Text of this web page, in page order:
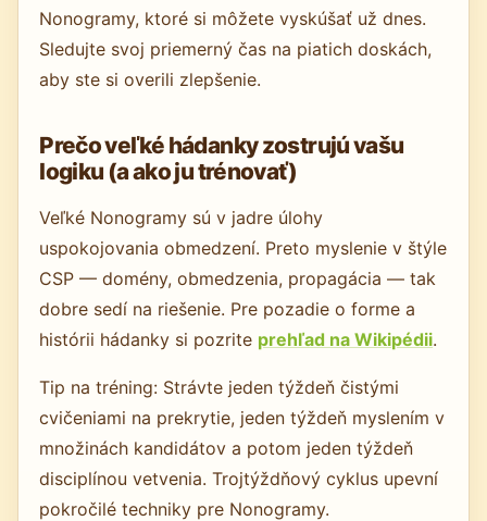
Nonogramy, ktoré si môžete vyskúšať už dnes.
Sledujte svoj priemerný čas na piatich doskách,
aby ste si overili zlepšenie.
Prečo veľké hádanky zostrujú vašu
logiku (a ako ju trénovať)
Veľké Nonogramy sú v jadre úlohy
uspokojovania obmedzení. Preto myslenie v štýle
CSP — domény, obmedzenia, propagácia — tak
dobre sedí na riešenie. Pre pozadie o forme a
histórii hádanky si pozrite prehľad na Wikipédii.
Tip na tréning: Strávte jeden týždeň čistými
cvičeniami na prekrytie, jeden týždeň myslením v
množinách kandidátov a potom jeden týždeň
disciplínou vetvenia. Trojtýždňový cyklus upevní
pokročilé techniky pre Nonogramy.